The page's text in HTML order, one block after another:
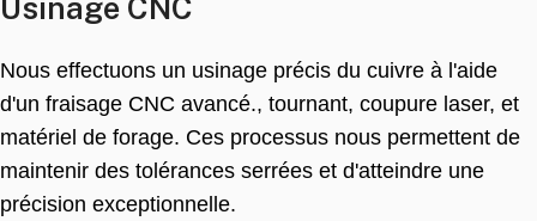
Usinage CNC
Nous effectuons un usinage précis du cuivre à l'aide
d'un fraisage CNC avancé., tournant, coupure laser, et
matériel de forage. Ces processus nous permettent de
maintenir des tolérances serrées et d'atteindre une
précision exceptionnelle.